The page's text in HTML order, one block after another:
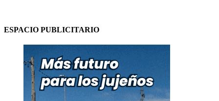
ESPACIO PUBLICITARIO